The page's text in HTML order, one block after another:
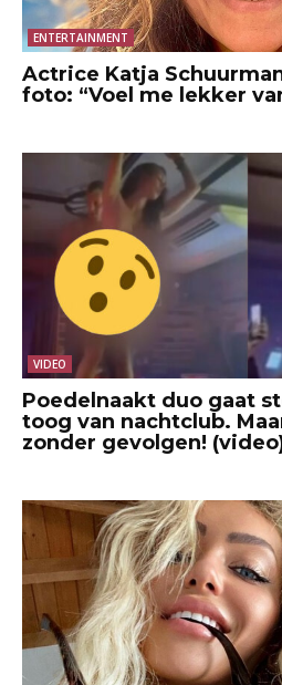
ENTERTAINMENT
Actrice Katja
foto: “Voel me lekker
VIDEO
Poedelnaakt duo gaat
toog van nachtclub.
zonder gevolgen!